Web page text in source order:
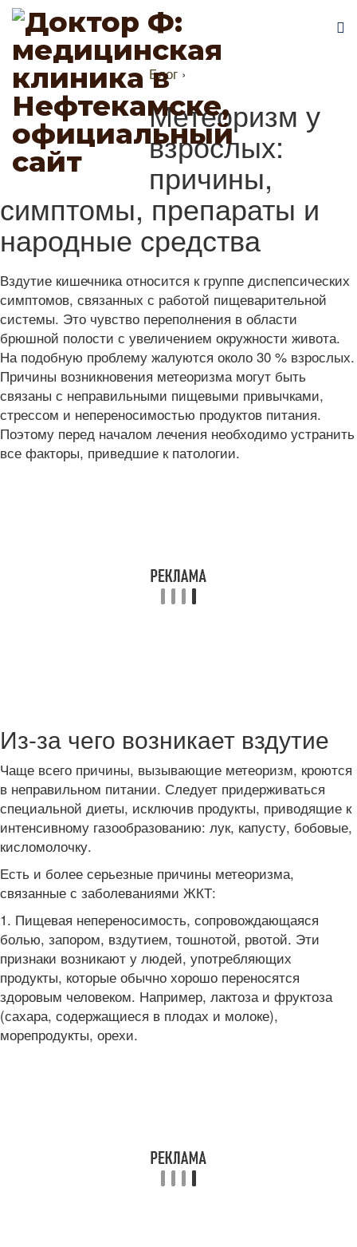
Блог ›
Метеоризм у
взрослых:
причины,
симптомы, препараты и
народные средства
Вздутие кишечника относится к группе диспепсических
симптомов, связанных с работой пищеварительной
системы. Это чувство переполнения в области
брюшной полости с увеличением окружности живота.
На подобную проблему жалуются около 30 % взрослых.
Причины возникновения метеоризма могут быть
связаны с неправильными пищевыми привычками,
стрессом и непереносимостью продуктов питания.
Поэтому перед началом лечения необходимо устранить
все факторы, приведшие к патологии.
Из-за чего возникает вздутие
Чаще всего причины, вызывающие метеоризм, кроются
в неправильном питании. Следует придерживаться
специальной диеты, исключив продукты, приводящие к
интенсивному газообразованию: лук, капусту, бобовые,
кисломолочку.
Есть и более серьезные причины метеоризма,
связанные с заболеваниями ЖКТ:
1. Пищевая непереносимость, сопровождающаяся
болью, запором, вздутием, тошнотой, рвотой. Эти
признаки возникают у людей, употребляющих
продукты, которые обычно хорошо переносятся
здоровым человеком. Например, лактоза и фруктоза
(сахара, содержащиеся в плодах и молоке),
морепродукты, орехи.